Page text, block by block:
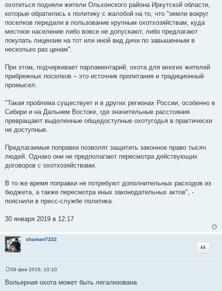
охотиться подняли жители Ольхонского района Иркутской области,
которые обратились к политику с жалобой на то, что "земли вокруг
поселков передали в пользование крупным охотхозяйствам, куда
местное население либо вовсе не допускают, либо предлагают
покупать лицензии на тот или иной вид дичи по завышенным в
несколько раз ценам".
При этом, подчеркивает парламентарий, охота для многих жителей
прибрежных поселков – это источник пропитания и традиционный
промысел.
"Такая проблема существует и в других регионах России, особенно в
Сибири и на Дальнем Востоке, где значительные расстояния
превращают выделенные общедоступные охотугодья в практически
не доступные.
Предлагаемые поправки позволят защитить законное право тысяч
людей. Однако они не предполагают пересмотра действующих
договоров с охотхозяйствами.
В то же время поправки не потребуют дополнительных расходов из
бюджета, а также пересмотра иных законодательных актов", -
пояснили в пресс-службе политика.
30 января 2019 в 12:17
shaman7222
Цитата
о
09 фев 2019, 10:10
Вольерная охота может быть легализована